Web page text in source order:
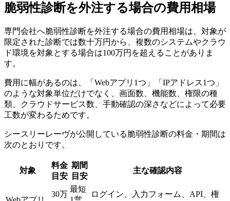
脆弱性診断を外注する場合の費用相場
専門会社へ脆弱性診断を外注する場合の費用相場は、対象が
限定された診断では数十万円から、複数のシステムやクラウ
ド環境を対象とする場合は100万円を超えることがありま
す。
費用に幅があるのは、「Webアプリ1つ」「IPアドレス1つ」
のような対象単位だけでなく、画面数、機能数、権限の種
類、クラウドサービス数、手動確認の深さなどによって必要
工数が変わるためです。
シースリーレーヴが公開している脆弱性診断の料金・期間は
次のとおりです。
対象
料金
目安
期間
目安
主な確認内容
30万
最短
ログイン、入力フォーム、API、権